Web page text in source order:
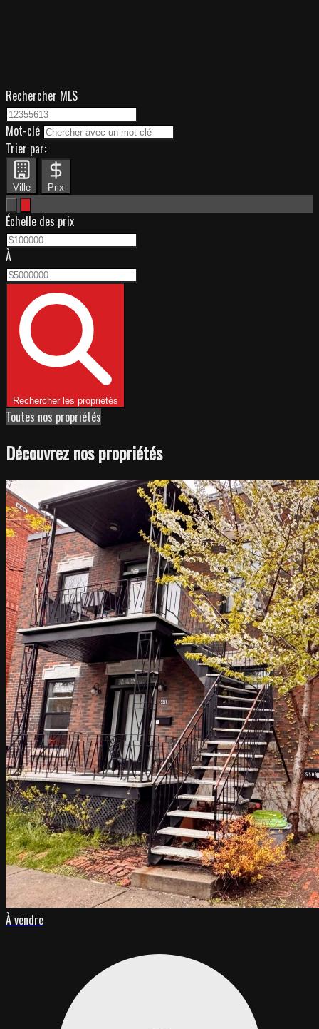
Rechercher MLS
Mot-clé
Trier par:
Ville Prix
Échelle des prix
À
Rechercher les propriétés
Toutes nos propriétés
Découvrez nos propriétés
À vendre